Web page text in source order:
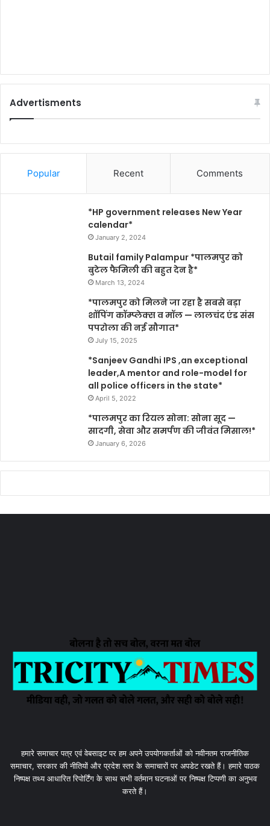
Advertisments
Popular Recent Comments
*HP government releases New Year
calendar*
January 2, 2024
Butail family Palampur *पालमपुर को
बुटेल फैमिली की बहुत देन है*
March 13, 2024
*पालमपुर को मिलने जा रहा है सबसे बड़ा
शॉपिंग कॉम्प्लेक्स व मॉल — लालचंद एंड संस
पपरोला की नई सौगात*
July 15, 2025
*Sanjeev Gandhi IPS ,an exceptional
leader,A mentor and role-model for
all police officers in the state*
April 5, 2022
*पालमपुर का रियल सोना: सोना सूद —
सादगी, सेवा और समर्पण की जीवंत मिसाल!*
January 6, 2026
हमारे समाचार पत्र एवं वेबसाइट पर हम अपने उपयोगकर्ताओं को नवीनतम राजनीतिक
समाचार, सरकार की नीतियों और प्रदेश स्तर के समाचारों पर अपडेट रखते हैं। हमारे पाठक
निष्पक्ष तथ्य आधारित रिपोर्टिंग के साथ सभी वर्तमान घटनाओं पर निष्पक्ष टिप्पणी का अनुभव
करते हैं।